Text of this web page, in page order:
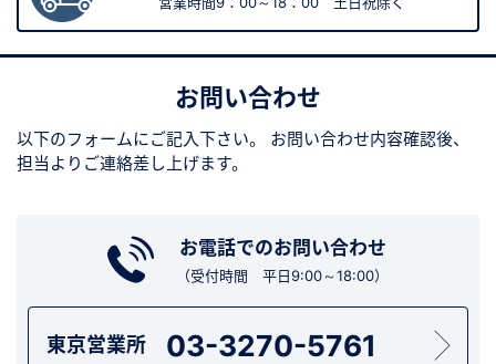
お問い合わせ
以下のフォームにご記入下さい。
お問い合わせ内容確認後、
担当よりご連絡差し上げます。
お電話でのお問い合わせ
（受付時間 平日9:00～18:00）
東京営業所 03-3270-5761